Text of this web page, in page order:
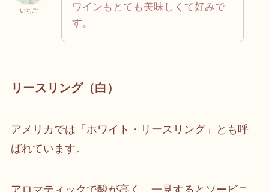
いちご
ワインもとても美味しくて好みで
す。
リースリング（白）
アメリカでは「ホワイト・リースリング」とも呼
ばれています。
アロマティックで酸が高く、一見するとソービニ